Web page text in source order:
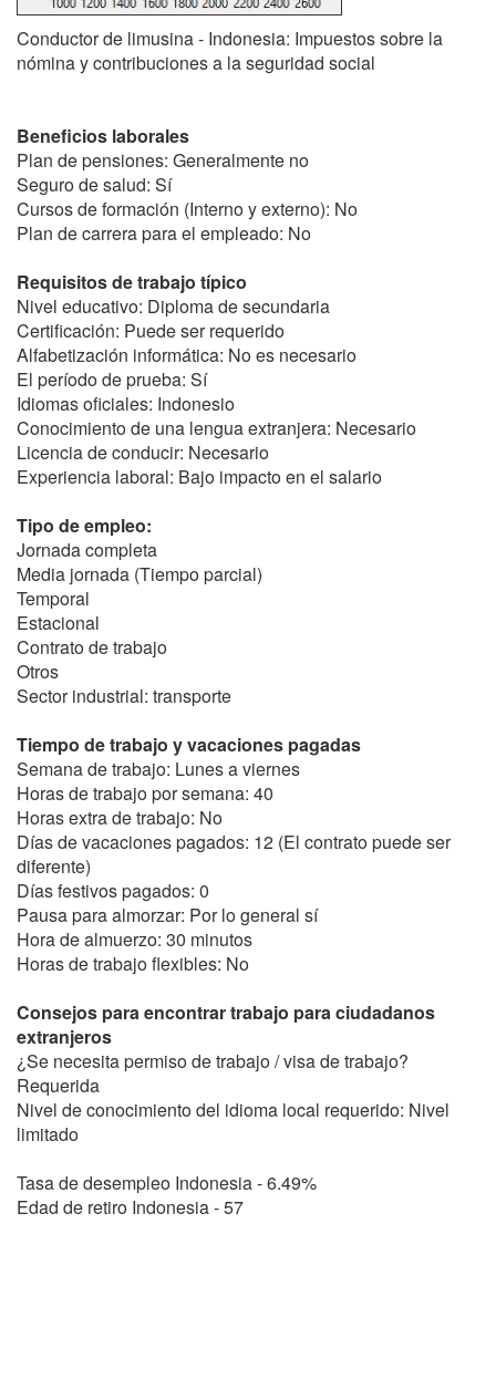
Conductor de limusina - Indonesia: Impuestos sobre la
nómina y contribuciones a la seguridad social
Beneficios laborales
Plan de pensiones: Generalmente no
Seguro de salud: Sí
Cursos de formación (Interno y externo): No
Plan de carrera para el empleado: No
Requisitos de trabajo típico
Nivel educativo: Diploma de secundaria
Certificación: Puede ser requerido
Alfabetización informática: No es necesario
El período de prueba: Sí
Idiomas oficiales: Indonesio
Conocimiento de una lengua extranjera: Necesario
Licencia de conducir: Necesario
Experiencia laboral: Bajo impacto en el salario
Tipo de empleo:
Jornada completa
Media jornada (Tiempo parcial)
Temporal
Estacional
Contrato de trabajo
Otros
Sector industrial: transporte
Tiempo de trabajo y vacaciones pagadas
Semana de trabajo: Lunes a viernes
Horas de trabajo por semana: 40
Horas extra de trabajo: No
Días de vacaciones pagados: 12 (El contrato puede ser
diferente)
Días festivos pagados: 0
Pausa para almorzar: Por lo general sí
Hora de almuerzo: 30 minutos
Horas de trabajo flexibles: No
Consejos para encontrar trabajo para ciudadanos
extranjeros
¿Se necesita permiso de trabajo / visa de trabajo?
Requerida
Nivel de conocimiento del idioma local requerido: Nivel
limitado
Tasa de desempleo Indonesia - 6.49%
Edad de retiro Indonesia - 57